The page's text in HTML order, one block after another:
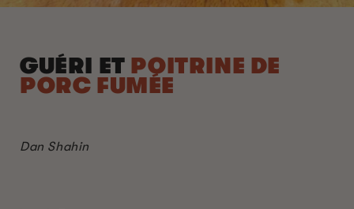
GUÉRI ET POITRINE DE
PORC FUMÉE
Dan Shahin